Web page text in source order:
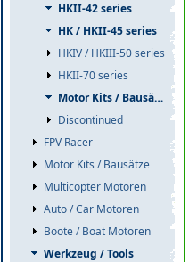
HKII-42 series
HK / HKII-45 series
HKIV / HKIII-50 series
HKII-70 series
Motor Kits / Bausätze
Discontinued
FPV Racer
Motor Kits / Bausätze
Multicopter Motoren
Auto / Car Motoren
Boote / Boat Motoren
Werkzeug / Tools